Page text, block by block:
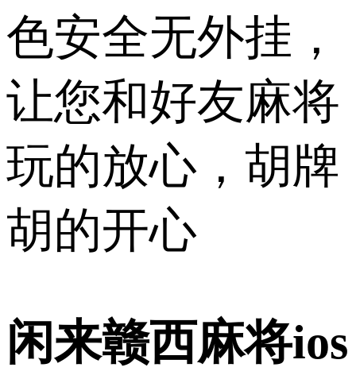
色安全无外挂，
让您和好友麻将
玩的放心，胡牌
胡的开心
闲来赣西麻将ios